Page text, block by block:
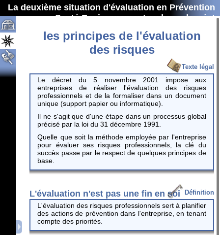
La deuxième situation d'évaluation en Prévention
Santé Environnement au baccalauréat
les principes de l'évaluation
des risques
Texte légal
Le décret du 5 novembre 2001 impose aux
entreprises de réaliser l'évaluation des risques
professionnels et de la formaliser dans un document
unique (support papier ou informatique).
Il ne s'agit que d'une étape dans un processus global
précisé par la loi du 31 décembre 1991.
Quelle que soit la méthode employée par l'entreprise
pour évaluer ses risques professionnels, la clé du
succès passe par le respect de quelques principes de
base.
Définition
L'évaluation n'est pas une fin en soi
L'évaluation des risques professionnels sert à planifier
des actions de prévention dans l'entreprise, en tenant
compte des priorités.